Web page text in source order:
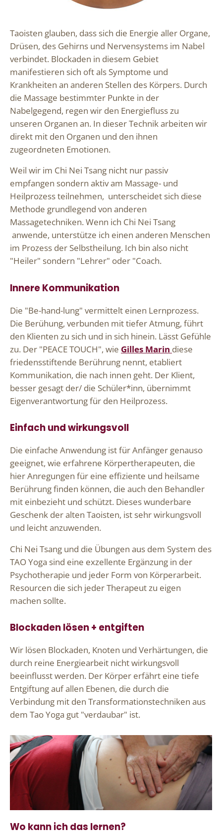
Taoisten glauben, dass sich die Energie aller Organe,
Drüsen, des Gehirns und Nervensystems im Nabel
verbindet. Blockaden in diesem Gebiet
manifestieren sich oft als Symptome und
Krankheiten an anderen Stellen des Körpers. Durch
die Massage bestimmter Punkte in der
Nabelgegend, regen wir den Energiefluss zu
unseren Organen an. In dieser Technik arbeiten wir
direkt mit den Organen und den ihnen
zugeordneten Emotionen.
Weil wir im Chi Nei Tsang nicht nur passiv
empfangen sondern aktiv am Massage- und
Heilprozess teilnehmen, unterscheidet sich diese
Methode grundlegend von anderen
Massagetechniken. Wenn ich Chi Nei Tsang
anwende, unterstütze ich einen anderen Menschen
im Prozess der Selbstheilung. Ich bin also nicht
"Heiler" sondern "Lehrer" oder "Coach.
Innere Kommunikation
Die "Be-hand-lung" vermittelt einen Lernprozess.
Die Berühung, verbunden mit tiefer Atmung, führt
den Klienten zu sich und in sich hinein. Lässt Gefühle
zu. Der "PEACE TOUCH", wie Gilles Marin diese
friedensstiftende Berührung nennt, etabliert
Kommunikation, die nach innen geht. Der Klient,
besser gesagt der/ die Schüler*inn, übernimmt
Eigenverantwortung für den Heilprozess.
Einfach und wirkungsvoll
Die einfache Anwendung ist für Anfänger genauso
geeignet, wie erfahrene Körpertherapeuten, die
hier Anregungen für eine effiziente und heilsame
Berührung finden können, die auch den Behandler
mit einbezieht und schützt. Dieses wunderbare
Geschenk der alten Taoisten, ist sehr wirkungsvoll
und leicht anzuwenden.
Chi Nei Tsang und die Übungen aus dem System des
TAO Yoga sind eine exzellente Ergänzung in der
Psychotherapie und jeder Form von Körperarbeit.
Resourcen die sich jeder Therapeut zu eigen
machen sollte.
Blockaden lösen + entgiften
Wir lösen Blockaden, Knoten und Verhärtungen, die
durch reine Energiearbeit nicht wirkungsvoll
beeinflusst werden. Der Körper erfährt eine tiefe
Entgiftung auf allen Ebenen, die durch die
Verbindung mit den Transformationstechniken aus
dem Tao Yoga gut "verdaubar" ist.
Wo kann ich das lernen?